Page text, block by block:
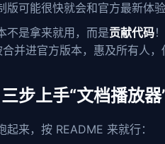
版可能很快就会和官方最新体
不是拿来就用，而是贡献代码
并进官方版本，惠及所有人
步上手“文档播放器
来，按 README 来就行：